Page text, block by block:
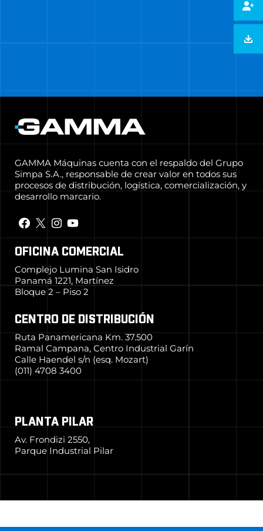
GAMMA Máquinas cuenta con el respaldo del Grupo
Simpa S.A., responsable de crear valor en todos sus
procesos de distribución, logística, comercialización, y
desarrollo marcario.
OFICINA COMERCIAL
Complejo Lumina San Isidro
Panamá 1221, Martínez
Bloque 2 – Piso 2
CENTRO DE DISTRIBUCIÓN
Ruta Panamericana Km. 37.500
Ramal Campana, Centro Industrial Garín
Calle Haendel s/n (esq. Mozart)
(011) 4708 3400
PLANTA PILAR
Av. Frondizi 2550,
Parque Industrial Pilar